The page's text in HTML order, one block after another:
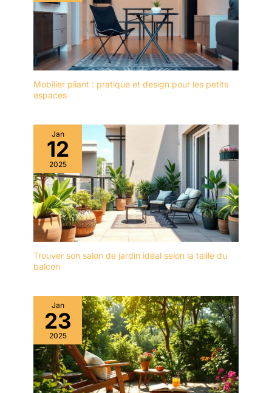
Mobilier pliant : pratique et design pour les petits
espaces
Jan
12
2025
Trouver son salon de jardin idéal selon la taille du
balcon
Jan
23
2025